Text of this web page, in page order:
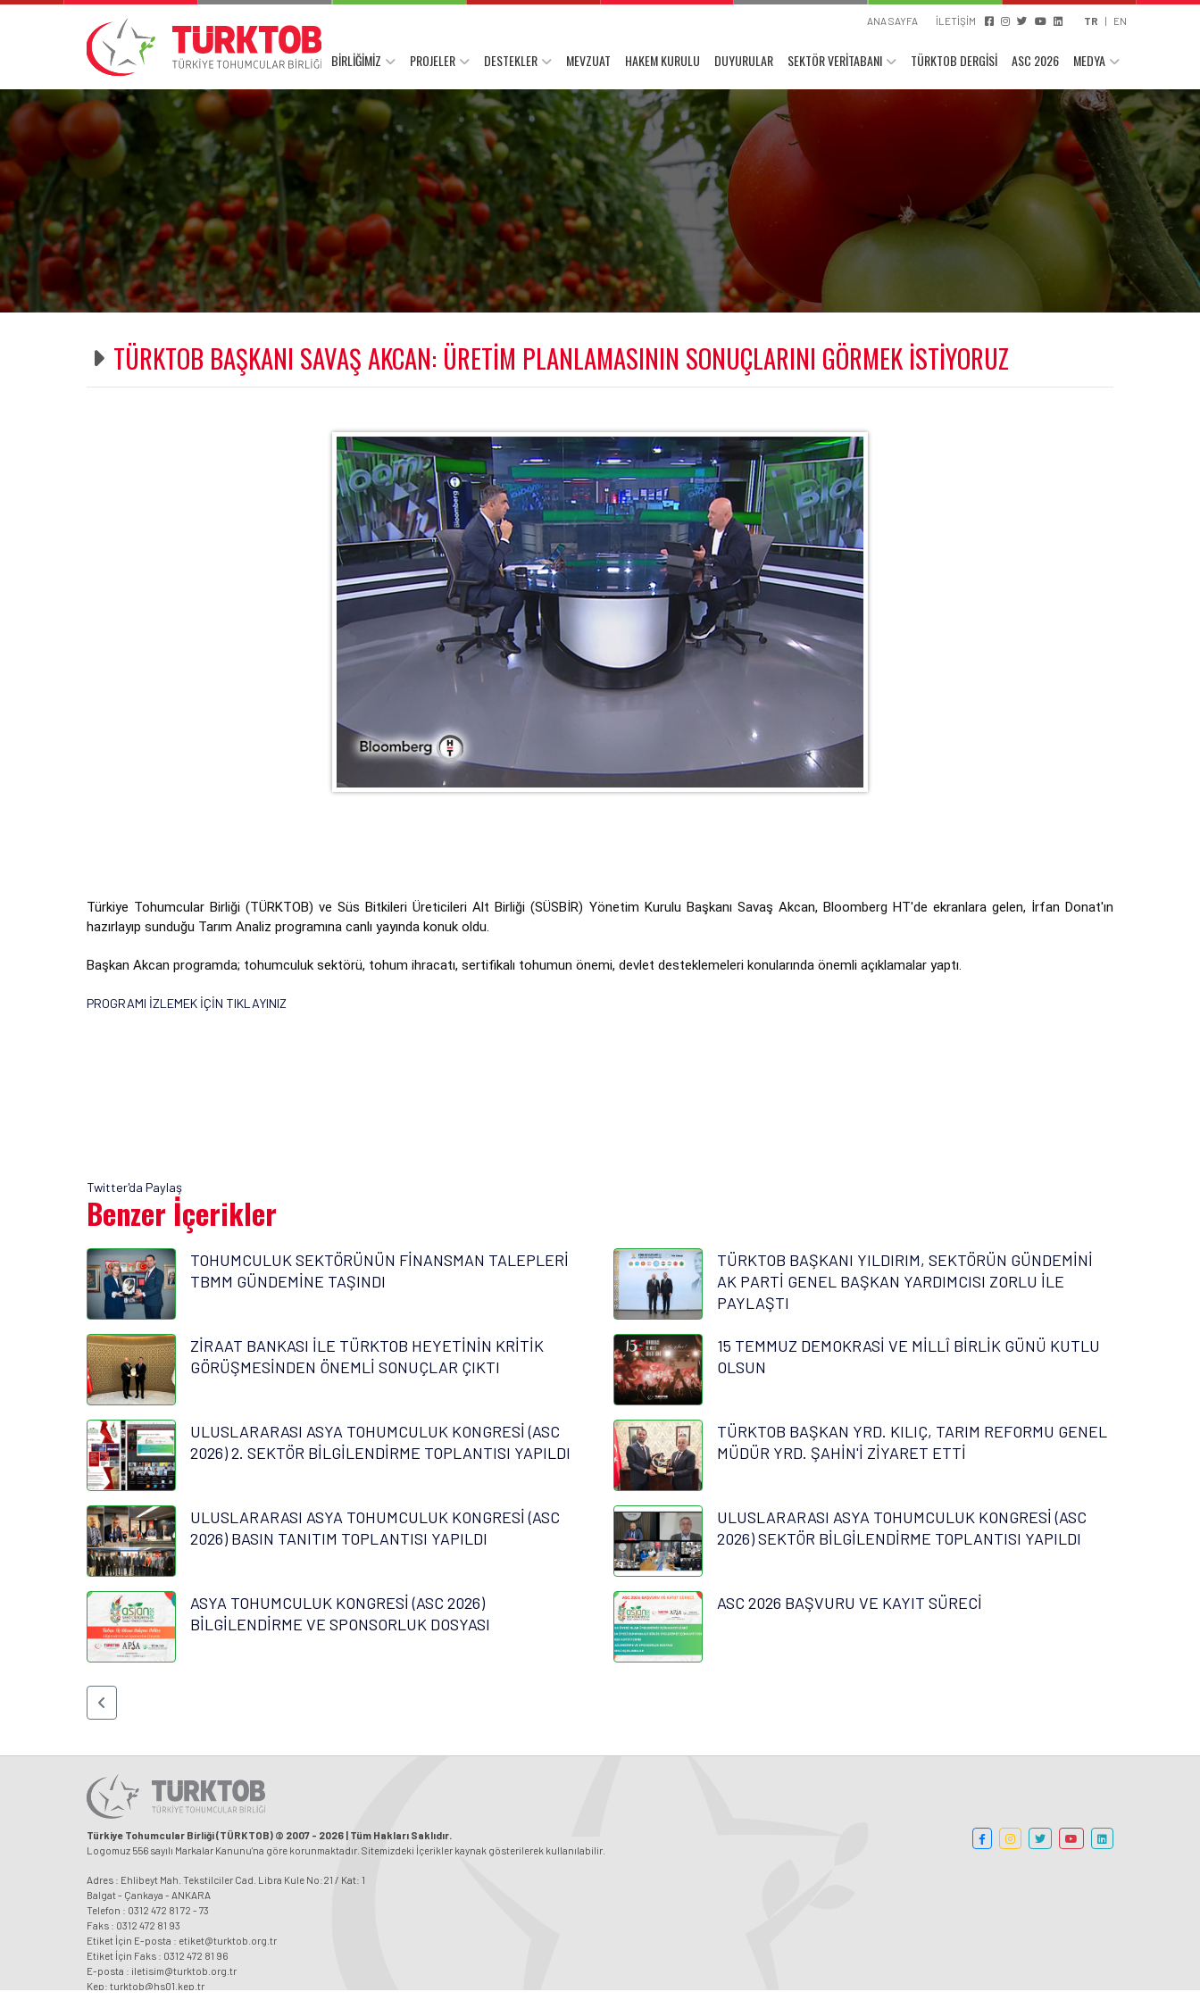
ANA SAYFA İLETİŞİM TR | EN
BİRLİĞİMİZ PROJELER DESTEKLER MEVZUAT HAKEM KURULU DUYURULAR SEKTÖR VERİTABANI TÜRKTOB DERGİSİ ASC 2026 MEDYA
TÜRKTOB BAŞKANI SAVAŞ AKCAN: ÜRETİM PLANLAMASININ SONUÇLARINI GÖRMEK İSTİYORUZ
Türkiye Tohumcular Birliği (TÜRKTOB) ve Süs Bitkileri Üreticileri Alt Birliği (SÜSBİR) Yönetim Kurulu Başkanı Savaş Akcan, Bloomberg HT'de ekranlara gelen, İrfan Donat'ın
hazırlayıp sunduğu Tarım Analiz programına canlı yayında konuk oldu.
Başkan Akcan programda; tohumculuk sektörü, tohum ihracatı, sertifikalı tohumun önemi, devlet desteklemeleri konularında önemli açıklamalar yaptı.
PROGRAMI İZLEMEK İÇİN TIKLAYINIZ
Twitter'da Paylaş
Benzer İçerikler
TOHUMCULUK SEKTÖRÜNÜN FİNANSMAN TALEPLERİ
TBMM GÜNDEMİNE TAŞINDI
TÜRKTOB BAŞKANI YILDIRIM, SEKTÖRÜN GÜNDEMİNİ
AK PARTİ GENEL BAŞKAN YARDIMCISI ZORLU İLE
PAYLAŞTI
ZİRAAT BANKASI İLE TÜRKTOB HEYETİNİN KRİTİK
GÖRÜŞMESİNDEN ÖNEMLİ SONUÇLAR ÇIKTI
15 TEMMUZ DEMOKRASİ VE MİLLÎ BİRLİK GÜNÜ KUTLU
OLSUN
ULUSLARARASI ASYA TOHUMCULUK KONGRESİ (ASC
2026) 2. SEKTÖR BİLGİLENDİRME TOPLANTISI YAPILDI
TÜRKTOB BAŞKAN YRD. KILIÇ, TARIM REFORMU GENEL
MÜDÜR YRD. ŞAHİN'İ ZİYARET ETTİ
ULUSLARARASI ASYA TOHUMCULUK KONGRESİ (ASC
2026) BASIN TANITIM TOPLANTISI YAPILDI
ULUSLARARASI ASYA TOHUMCULUK KONGRESİ (ASC
2026) SEKTÖR BİLGİLENDİRME TOPLANTISI YAPILDI
ASYA TOHUMCULUK KONGRESİ (ASC 2026)
BİLGİLENDİRME VE SPONSORLUK DOSYASI
ASC 2026 BAŞVURU VE KAYIT SÜRECİ
Türkiye Tohumcular Birliği (TÜRKTOB) © 2007 - 2026 | Tüm Hakları Saklıdır.
Logomuz 556 sayılı Markalar Kanunu'na göre korunmaktadır. Sitemizdeki İçerikler kaynak gösterilerek kullanılabilir.
Adres : Ehlibeyt Mah. Tekstilciler Cad. Libra Kule No:21 / Kat: 1
Balgat - Çankaya - ANKARA
Telefon : 0312 472 81 72 - 73
Faks : 0312 472 81 93
Etiket İçin E-posta : etiket@turktob.org.tr
Etiket İçin Faks : 0312 472 81 96
E-posta : iletisim@turktob.org.tr
Kep: turktob@hs01.kep.tr